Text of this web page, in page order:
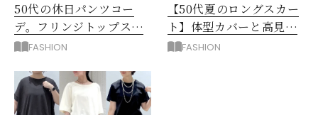
50代の休日パンツコー
デ。フリンジトップスを
主役に洗練アースカラー
FASHION
【50代夏のロングスカー
ト】体型カバーと高見え
を叶える4コーデ
FASHION